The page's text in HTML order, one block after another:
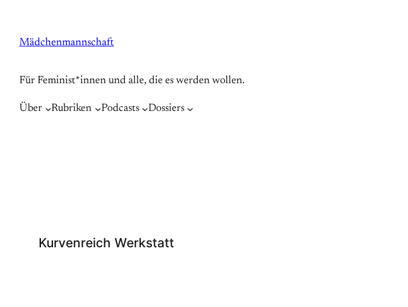
springen
Mädchenmannschaft
Für Feminist*innen und alle, die es werden wollen.
Über Rubriken Podcasts Dossiers
Kurvenreich Werkstatt